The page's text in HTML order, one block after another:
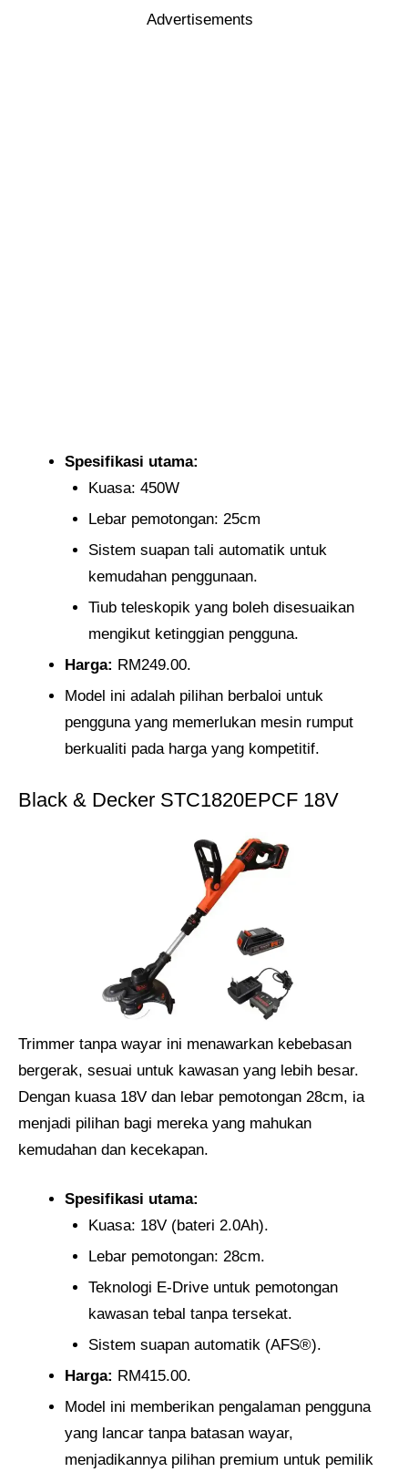
Advertisements
Spesifikasi utama:
Kuasa: 450W
Lebar pemotongan: 25cm
Sistem suapan tali automatik untuk
kemudahan penggunaan.
Tiub teleskopik yang boleh disesuaikan
mengikut ketinggian pengguna.
Harga: RM249.00.
Model ini adalah pilihan berbaloi untuk
pengguna yang memerlukan mesin rumput
berkualiti pada harga yang kompetitif.
Black & Decker STC1820EPCF 18V
Trimmer tanpa wayar ini menawarkan kebebasan
bergerak, sesuai untuk kawasan yang lebih besar.
Dengan kuasa 18V dan lebar pemotongan 28cm, ia
menjadi pilihan bagi mereka yang mahukan
kemudahan dan kecekapan.
Spesifikasi utama:
Kuasa: 18V (bateri 2.0Ah).
Lebar pemotongan: 28cm.
Teknologi E-Drive untuk pemotongan
kawasan tebal tanpa tersekat.
Sistem suapan automatik (AFS®).
Harga: RM415.00.
Model ini memberikan pengalaman pengguna
yang lancar tanpa batasan wayar,
menjadikannya pilihan premium untuk pemilik